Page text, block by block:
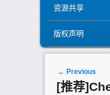
资源共享
版权声明
Post navigation
← Previous
[推荐